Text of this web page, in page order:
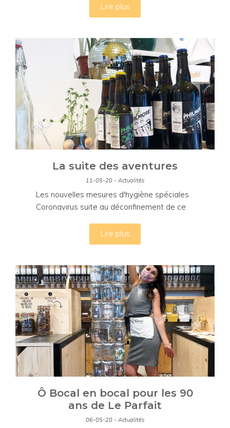
Lire plus
La suite des aventures
11-05-20 - Actualités
Les nouvelles mesures d'hygiène spéciales
Coronavirus suite au déconfinement de ce
Lire plus
Ô Bocal en bocal pour les 90
ans de Le Parfait
06-05-20 - Actualités